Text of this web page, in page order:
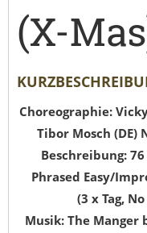
(X-
Choreographie:
Tibor Mosch (DE)
Beschreibung:
Phrased Easy/
(3 x Tag,
Musik: The Manger